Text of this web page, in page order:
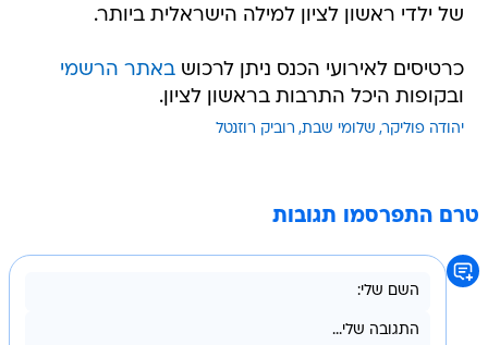
של ילדי ראשון לציון למילה הישראלית ביותר.
כרטיסים לאירועי הכנס ניתן לרכושבאתר הרשמי
ובקופות היכל התרבות בראשון לציון.
יהודה פוליקר שלומי שבת רוביק רוזנטל
טרם התפרסמו תגובות